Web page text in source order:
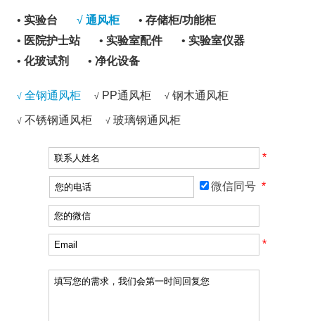
• 实验台 √ 通风柜 • 存储柜/功能柜
• 医院护士站 • 实验室配件 • 实验室仪器
• 化玻试剂 • 净化设备
√全钢通风柜 √PP通风柜 √钢木通风柜
√不锈钢通风柜 √玻璃钢通风柜
*
微信同号 *
*